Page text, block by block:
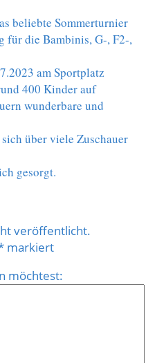
beliebte Sommerturnier
für die Bambinis, G-, F2-,
am Sportplatz
400 Kinder auf
wunderbare und
über viele Zuschauer
gesorgt.
veröffentlicht.
markiert
möchtest: